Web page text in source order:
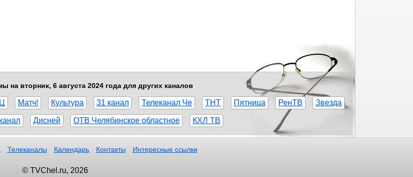
на вторник, 6 августа 2024 года для других каналов
Матч! Культура 31 канал Телеканал Че ТНТ Пятница РенТВ Звезда
Дисней ОТВ Челябинское областное КХЛ ТВ
Телеканалы Календарь Контакты Интересные ссылки
© TVChel.ru, 2026